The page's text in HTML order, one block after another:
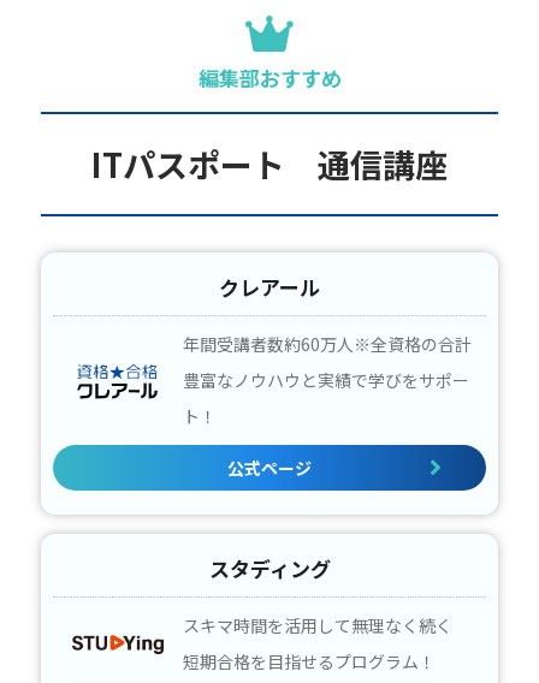
編集部おすすめ
ITパスポート 通信講座
クレアール
年間受講者数約60万人※全資格の合計
豊富なノウハウと実績で学びをサポー
ト！
公式ページ
スタディング
スキマ時間を活用して無理なく続く
短期合格を目指せるプログラム！